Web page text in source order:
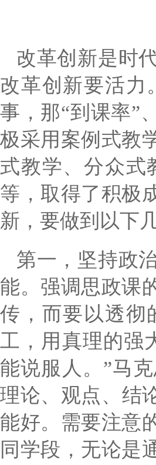
改革创新是时
改革创新要活力
事，那“到课率”
极采用案例式教
式教学、分众式
等，取得了积极
新，要做到以下
第一，坚持政
能。强调思政课
传，而要以透彻
工，用真理的强
能说服人。”马
理论、观点、结
能好。需要注意
同学段，无论是